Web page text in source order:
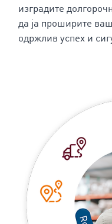
изградите
да ја проширите
одржлив успех и